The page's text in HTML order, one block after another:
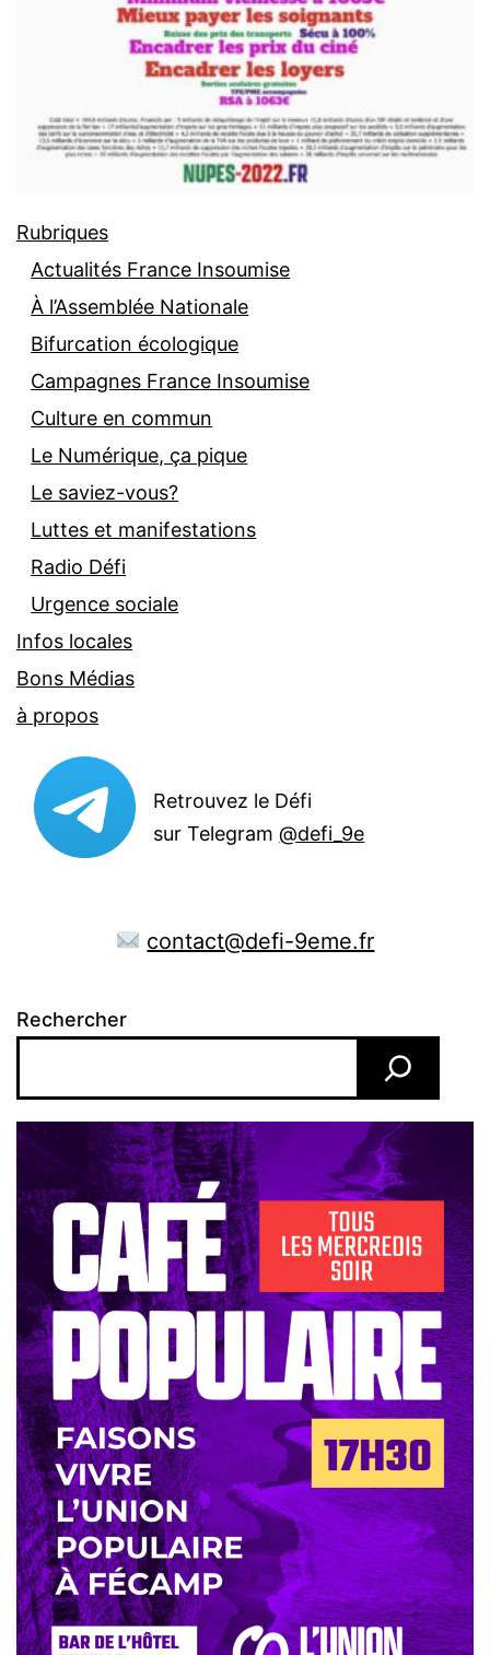
Rubriques
Actualités France Insoumise
À l’Assemblée Nationale
Bifurcation écologique
Campagnes France Insoumise
Culture en commun
Le Numérique, ça pique
Le saviez-vous?
Luttes et manifestations
Radio Défi
Urgence sociale
Infos locales
Bons Médias
à propos
Retrouvez le Défi
sur Telegram@defi_9e
contact@defi-9eme.fr
Rechercher